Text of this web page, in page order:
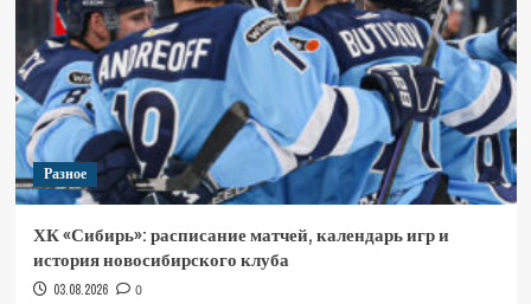
Разное
ХК «Сибирь»: расписание матчей, календарь игр и
история новосибирского клуба
03.08.2026 0